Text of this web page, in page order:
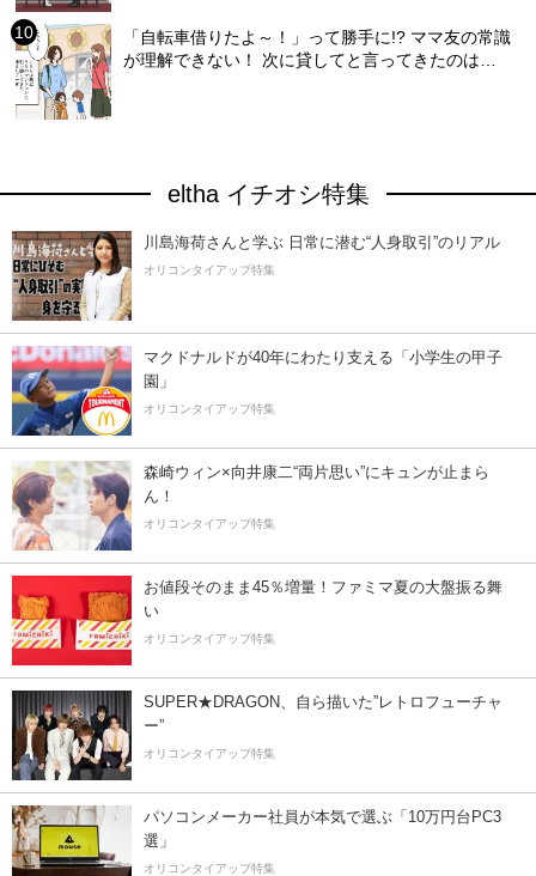
「自転車借りたよ～！」って勝手に!? ママ友の常識
が理解できない！ 次に貸してと言ってきたのは…
eltha イチオシ特集
川島海荷さんと学ぶ 日常に潜む“人身取引”のリアル
オリコンタイアップ特集
マクドナルドが40年にわたり支える「小学生の甲子
園」
オリコンタイアップ特集
森崎ウィン×向井康二“両片思い”にキュンが止まら
ん！
オリコンタイアップ特集
お値段そのまま45％増量！ファミマ夏の大盤振る舞
い
オリコンタイアップ特集
SUPER★DRAGON、自ら描いた”レトロフューチャ
ー”
オリコンタイアップ特集
パソコンメーカー社員が本気で選ぶ「10万円台PC3
選」
オリコンタイアップ特集